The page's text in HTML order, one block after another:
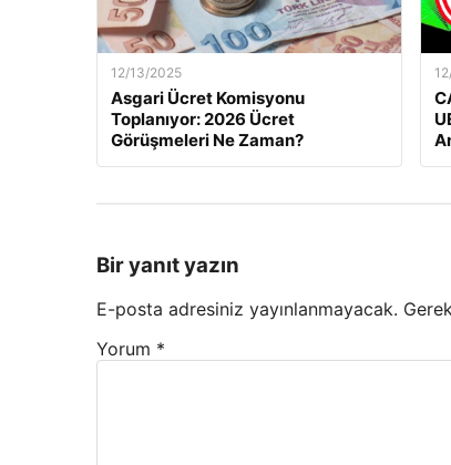
12/13/2025
Asgari Ücret Komisyonu
Toplanıyor: 2026 Ücret
Görüşmeleri Ne Zaman?
Bir yanıt yazın
E-posta adresiniz yayınlanmayacak.
Yorum *